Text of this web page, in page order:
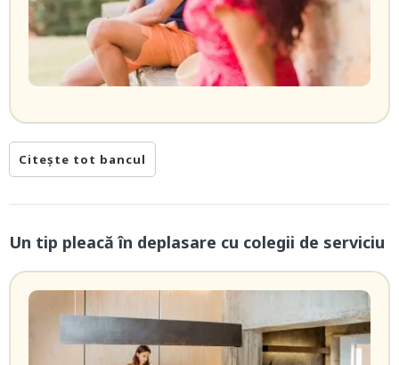
Citește tot bancul
Un tip pleacă în deplasare cu colegii de serviciu